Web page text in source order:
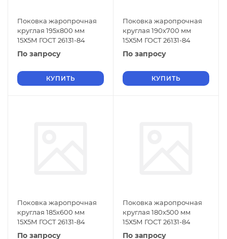
Поковка жаропрочная
круглая 195х800 мм
15Х5М ГОСТ 26131-84
По запросу
КУПИТЬ
Поковка жаропрочная
круглая 190х700 мм
15Х5М ГОСТ 26131-84
По запросу
КУПИТЬ
Поковка жаропрочная
круглая 185х600 мм
15Х5М ГОСТ 26131-84
По запросу
Поковка жаропрочная
круглая 180х500 мм
15Х5М ГОСТ 26131-84
По запросу